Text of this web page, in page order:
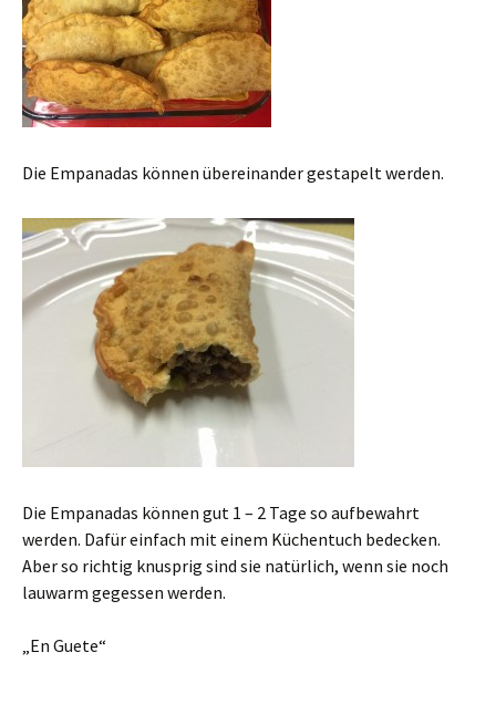
Die Empanadas können übereinander gestapelt werden.
Die Empanadas können gut 1 – 2 Tage so aufbewahrt
werden. Dafür einfach mit einem Küchentuch bedecken.
Aber so richtig knusprig sind sie natürlich, wenn sie noch
lauwarm gegessen werden.
„En Guete“